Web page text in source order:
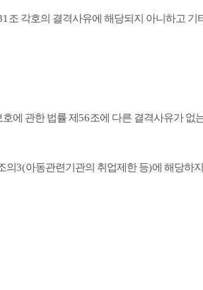
조 각호의 결격사유에 해당되지 아니하고
에 관한 법률 제 56조에 다른 결격사유가 없
의3(아동관련기관의 취업제한 등)에 해당하